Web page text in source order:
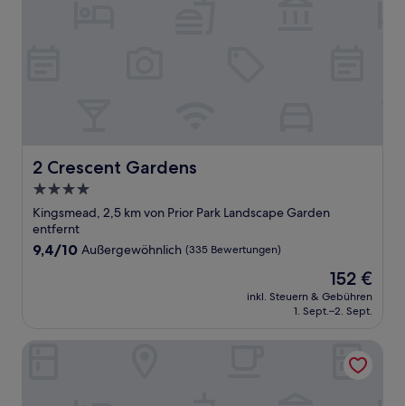
2 Crescent Gardens
2 Crescent Gardens
4.0-
Sterne-
Unterkunft
Kingsmead, 2,5 km von Prior Park Landscape Garden
entfernt
9.4
9,4/10 Außergewöhnlich (335 Bewertungen)
Der
Preis
beträgt
152 €
inkl. Steuern & Gebühren
1. Sept.–2. Sept.